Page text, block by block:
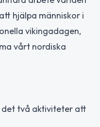
hjälpa människor i
vikingadagen,
vårt nordiska
det två aktiviteter att